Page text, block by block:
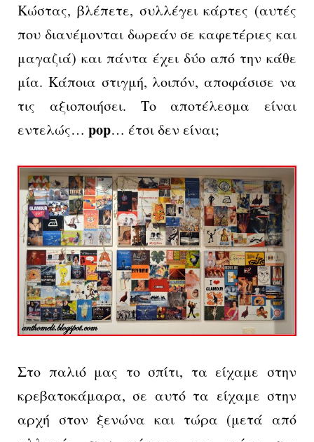
Κώστας, βλέπετε, συλλέγει κάρτες (αυτές
που διανέμονται δωρεάν σε καφετέριες και
μαγαζιά) και πάντα έχει δύο από την κάθε
μία. Κάποια στιγμή, λοιπόν, αποφάσισε να
τις αξιοποιήσει. Το αποτέλεσμα είναι
εντελώς… pop… έτσι δεν είναι;
Στο παλιό μας το σπίτι, τα είχαμε στην
κρεβατοκάμαρα, σε αυτό τα είχαμε στην
αρχή στον ξενώνα και τώρα (μετά από